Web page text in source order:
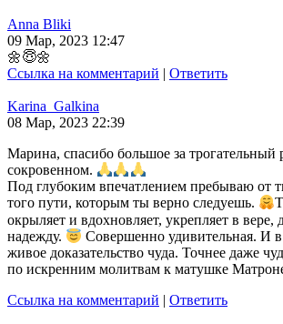
Anna Bliki
09 Мар, 2023 12:47
🌼😇🌼
Ссылка на комментарий | Ответить
Karina_Galkina
08 Мар, 2023 22:39
Марина, спасибо большое за трогательный
сокровенном.
Под глубоким впечатлением пребываю от
того пути, которым ты верно следуешь.
окрыляет и вдохновляет, укрепляет в вере,
надежду.
Совершенно удивительная. И
живое доказательство чуда. Точнее даже
по искренним молитвам к матушке
Ссылка на комментарий | Ответить